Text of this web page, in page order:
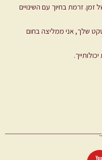
זמן. זרמת בחיוך עם השינויים
שלך, אני ממליצה בחום